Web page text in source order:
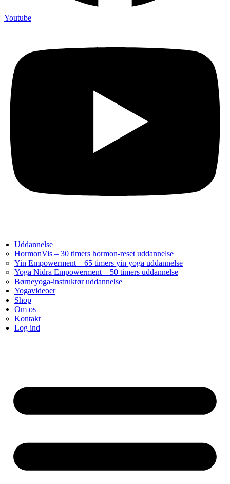
Youtube
Uddannelse
HormonVis – 30 timers hormon-reset uddannelse
Yin Empowerment – 65 timers yin yoga uddannelse
Yoga Nidra Empowerment – 50 timers uddannelse
Børneyoga-instruktør uddannelse
Yogavideoer
Shop
Om os
Kontakt
Log ind